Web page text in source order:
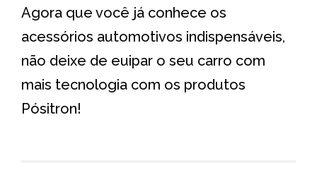
Agora que você já conhece os
acessórios automotivos indispensáveis,
não deixe de euipar o seu carro com
mais tecnologia com os produtos
Pósitron!